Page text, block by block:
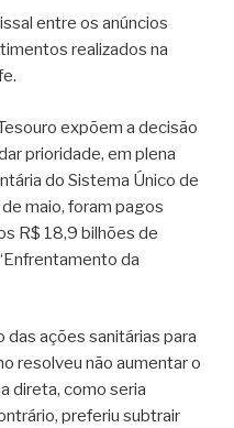
entre os anúncios
realizados na
expõem a decisão
prioridade, em plena
do Sistema Único de
maio, foram pagos
R$ 18,9 bilhões de
da
ações sanitárias para
resolveu não aumentar o
direta, como seria
preferiu subtrair